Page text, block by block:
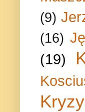
(9)
(16)
(19)